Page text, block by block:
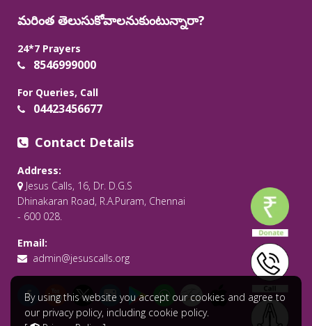
మరింత తెలుసుకోవాలనుకుంటున్నారా?
24*7 Prayers
8546999000
For Queries, Call
04423456677
Contact Details
Address:
Jesus Calls, 16, Dr. D.G.S
Dhinakaran Road, R.A.Puram, Chennai
- 600 028.
Email:
admin@jesuscalls.org
By using this website you accept our cookies and agree to
our privacy policy, including cookie policy.